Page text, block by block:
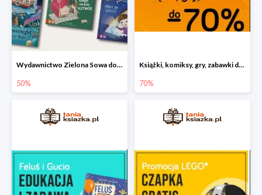
Wydawnictwo Zielona Sowa do -50%
50%
Książki, komiksy, gry, zabawki do -70%
70%